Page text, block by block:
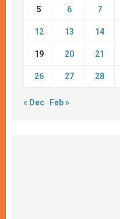
5 6 7
12 13 14
19 20 21
26 27 28
« Dec Feb »